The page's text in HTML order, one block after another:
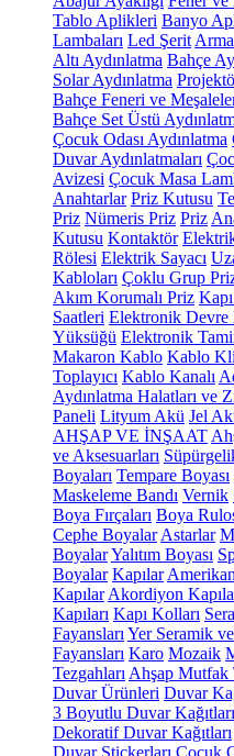
Tablo Aplikleri Banyo
Lambaları Led Şerit
Altı Aydınlatma Bahçe
Solar Aydınlatma
Bahçe Feneri ve
Bahçe Set Üstü
Çocuk Odası Aydınlatma
Duvar Aydınlatmaları
Avizesi Çocuk Masa
Anahtarlar Priz Kutusu
Priz Nümeris Priz Priz
Kutusu Kontaktör
Rölesi Elektrik Sayacı
Kabloları Çoklu Grup
Akım Korumalı Priz
Saatleri Elektronik Devre
Yüksüğü Elektronik
Makaron Kablo Kablo
Toplayıcı Kablo Kanalı
Aydınlatma Halatları ve
Paneli Lityum Akü Jel
AHŞAP VE İNŞAAT
ve Aksesuarları
Boyaları Tempare Boyası
Maskeleme Bandı Vernik
Boya Fırçaları Boya
Cephe Boyalar Astarlar
BoyalarYalıtım Boyası
Boyalar Kapılar
Kapılar Akordiyon
Kapıları Kapı Kolları
Fayansları Yer Seramik
Fayansları Karo Mozaik
Tezgahları Ahşap Mutfak
Duvar Ürünleri Duvar
3 Boyutlu Duvar Kağıtları
Dekoratif Duvar Kağıtları
Duvar Stickerları Çocuk